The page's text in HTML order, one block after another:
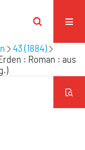
43 (1884)
: Roman : aus